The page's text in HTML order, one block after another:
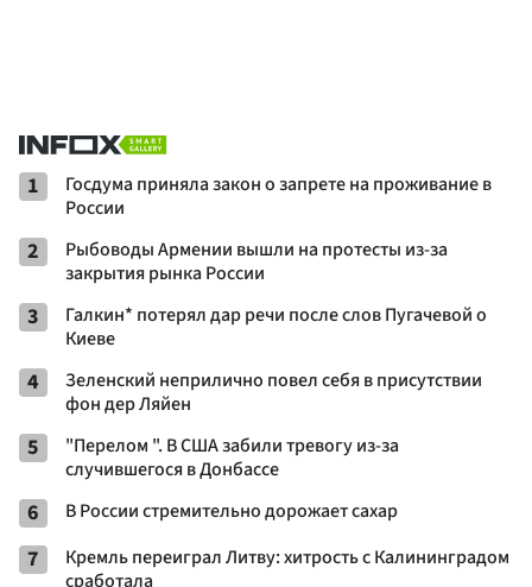
1
Госдума приняла закон о запрете на проживание в
России
2
Рыбоводы Армении вышли на протесты из-за
закрытия рынка России
3
Галкин* потерял дар речи после слов Пугачевой о
Киеве
4
Зеленский неприлично повел cебя в присутствии
фон дер Ляйен
5
"Перелом ". В США забили тревогу из-за
случившегося в Донбассе
6 В России стремительно дорожает сахар
7
Кремль переиграл Литву: хитрость с Калининградом
сработала